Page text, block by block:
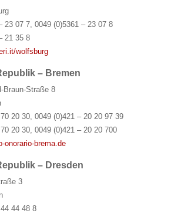
23 07 7, 0049 (0)5361 – 23 07 8
21 35 8
wolfsburg
– Bremen
Braun-Straße 8
20 30, 0049 (0)421 – 20 20 97 39
20 30, 0049 (0)421 – 20 20 700
onorario-brema.de
– Dresden
3
44 48 8